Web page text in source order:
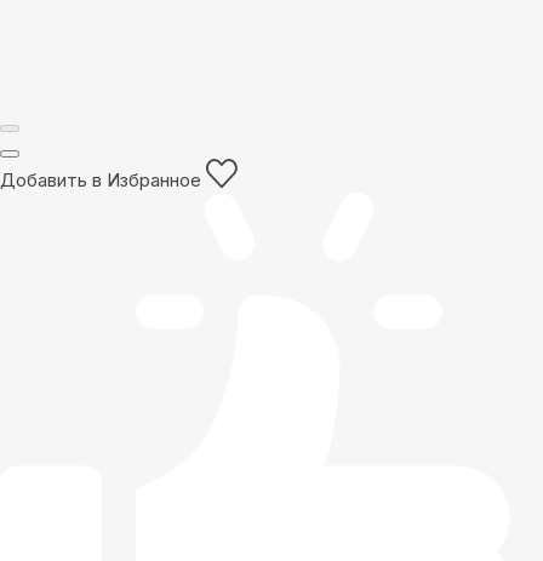
Добавить в Избранное